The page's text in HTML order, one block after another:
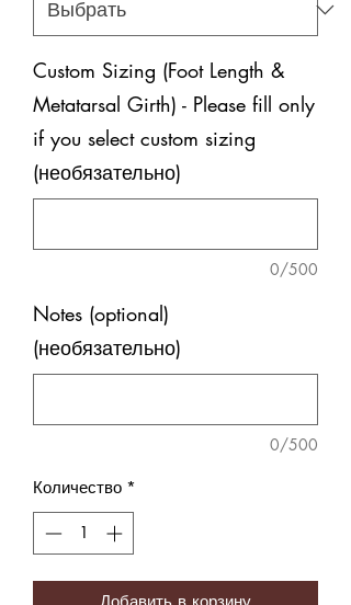
Custom Sizing (Foot Length &
Metatarsal Girth) - Please fill only
if you select custom sizing
(необязательно)
0/500
Notes (optional)
(необязательно)
0/500
Количество *
Добавить в корзину